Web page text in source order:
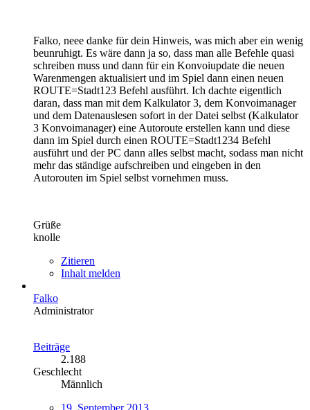
Falko, neee danke für dein Hinweis, was mich aber ein wenig
beunruhigt. Es wäre dann ja so, dass man alle Befehle quasi
schreiben muss und dann für ein Konvoiupdate die neuen
Warenmengen aktualisiert und im Spiel dann einen neuen
ROUTE=Stadt123 Befehl ausführt. Ich dachte eigentlich
daran, dass man mit dem Kalkulator 3, dem Konvoimanager
und dem Datenauslesen sofort in der Datei selbst (Kalkulator
3 Konvoimanager) eine Autoroute erstellen kann und diese
dann im Spiel durch einen ROUTE=Stadt1234 Befehl
ausführt und der PC dann alles selbst macht, sodass man nicht
mehr das ständige aufschreiben und eingeben in den
Autorouten im Spiel selbst vornehmen muss.
Grüße
knolle
Zitieren
Inhalt melden
Falko
Administrator
Beiträge
2.188
Geschlecht
Männlich
19. September 2013